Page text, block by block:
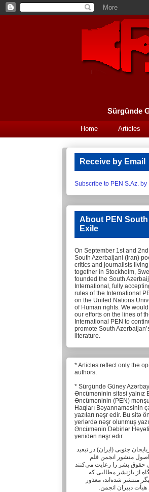
Home Articles
Receive by Email
Subscribe to PEN S.Az. by
About PEN
Exile
On September 1st and
South Azerbaijani (Iran)
critics and journalists
together in Stockholm,
founded the South
International, fully
rules of the International
on the United Nations
of Human rights. We
our efforts on the lines of
International PEN to
promote South
literature.
* Articles reflect only the
authors.
* Sürgündə Güney
Əncüməninin sitəsi yalnız
Əncüməninin (PEN)
Haqları Bəyannaməsinin
yazıları nəşr edir. Bu sitə
yerlərdə nəşr olunmuş
Əncümənin Dəbirlər
yenidən nəşr edir.
جنوبی (ایران) در تبعید
اصول منشور انجمن قلم
حقوق بشر را رعایت می‌کنند
از بازنشر مطالبی که
منتشر شده‌اند، معذور
دبیران انجمن.